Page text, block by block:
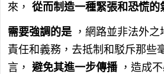
來， 從而制造一種緊張和恐慌的
需要強調的是 ，網路並非法外
責任和義務，去抵制和駁斥那些
言， 避免其進一步傳播 ，造成